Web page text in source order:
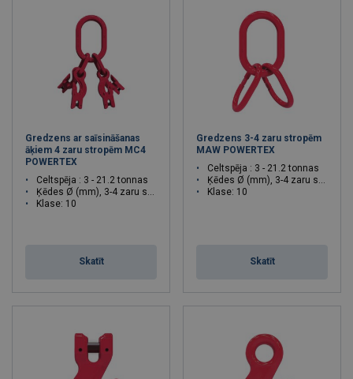
Gredzens ar saīsināšanas
āķiem 4 zaru stropēm MC4
POWERTEX
Celtspēja : 3 - 21.2 tonnas
Ķēdes Ø (mm), 3-4 zaru stropei: 6 - 16
Klase: 10
Skatīt
Gredzens 3-4 zaru stropēm
MAW POWERTEX
Celtspēja : 3 - 21.2 tonnas
Ķēdes Ø (mm), 3-4 zaru stropei: 6 - 16
Klase: 10
Skatīt